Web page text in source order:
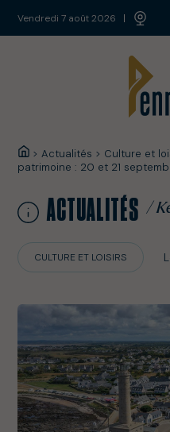
vendredi 7 août 2026
>Actualités > Culture et
patrimoine : 20 et 21
ACTUALITÉS /
CULTURE ET LOISIRS